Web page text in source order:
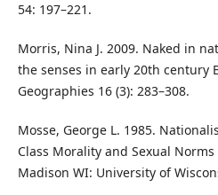
54: 197–221.
Morris, Nina J. 2009. Naked in
the senses in early 20th century
Geographies 16 (3): 283–308.
Mosse, George L. 1985.
Class Morality and Sexual
Madison WI: University of